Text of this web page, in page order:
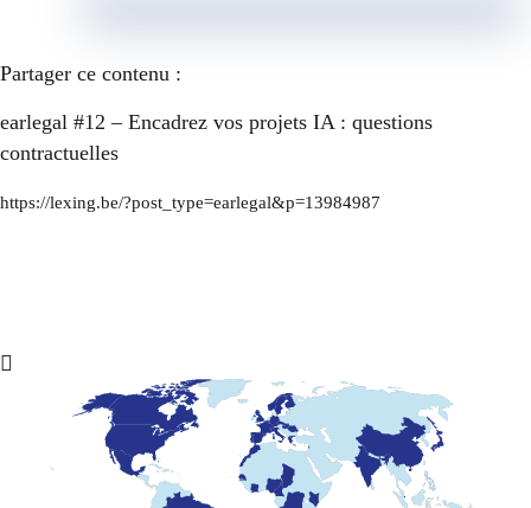
Partager ce contenu :
earlegal #12 – Encadrez vos projets IA : questions
contractuelles
https://lexing.be/?post_type=earlegal&p=13984987